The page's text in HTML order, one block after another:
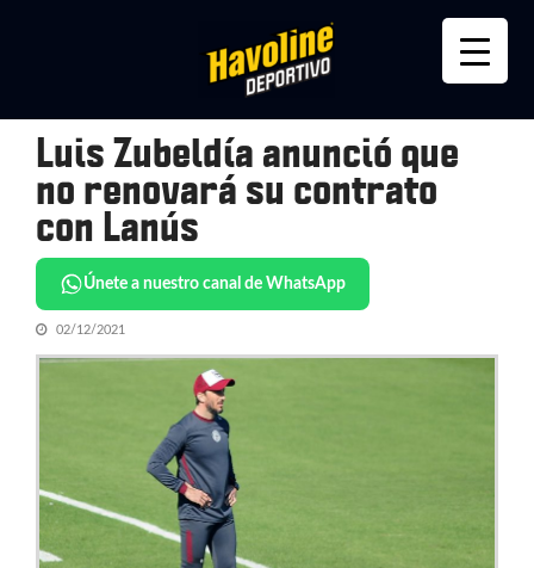
Luis Zubeldía anunció que
no renovará su contrato
con Lanús
Únete a nuestro canal de WhatsApp
02/12/2021